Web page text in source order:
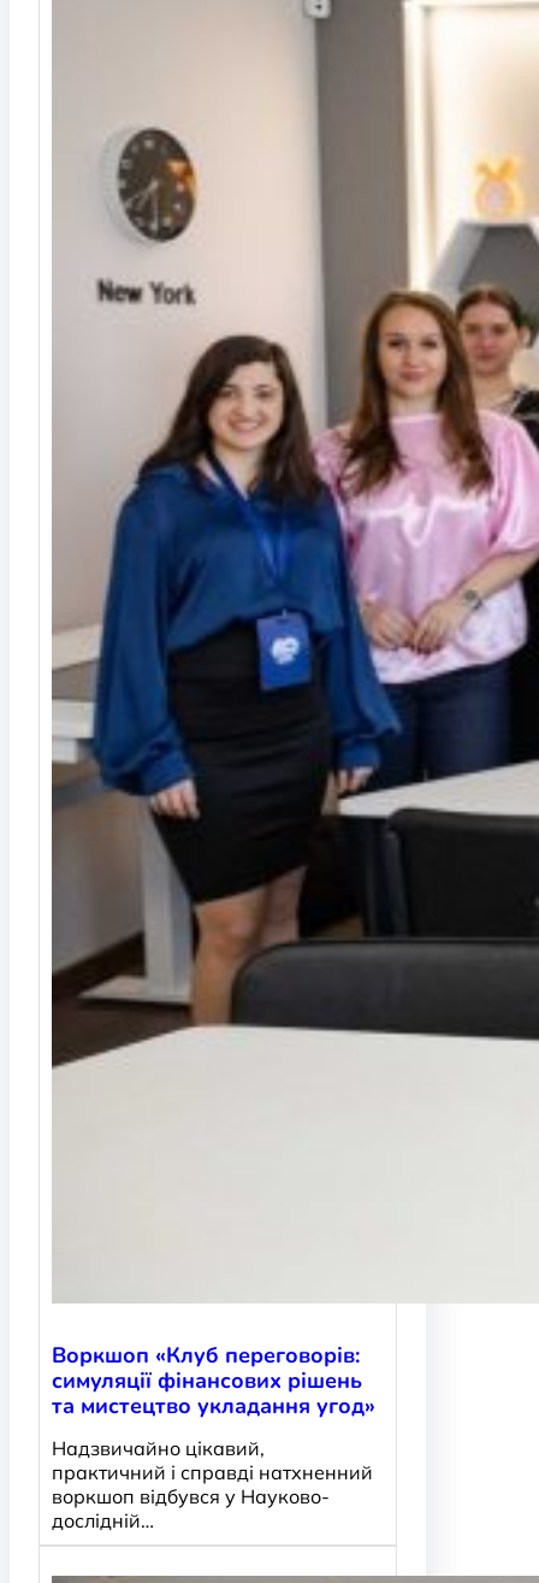
Воркшоп «Клуб переговорів:
симуляції фінансових рішень
та мистецтво укладання угод»
Надзвичайно цікавий,
практичний і справді натхненний
воркшоп відбувся у Науково-
дослідній…